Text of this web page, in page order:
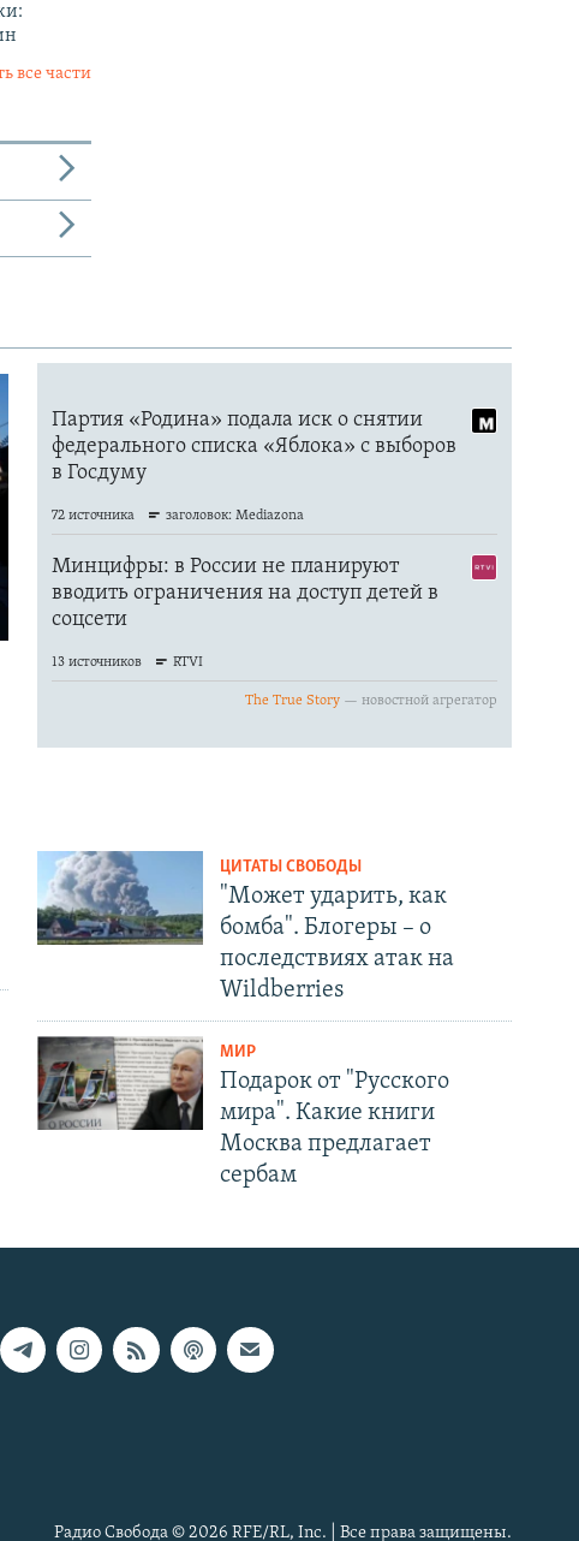
все части
ЦИТАТЫ СВОБОДЫ
"Может ударить, как
бомба". Блогеры – о
последствиях атак на
Wildberries
МИР
Подарок от "Русского
мира". Какие книги
Москва предлагает
сербам
Радио Свобода © 2026 RFE/RL, Inc. | Все права защищены.